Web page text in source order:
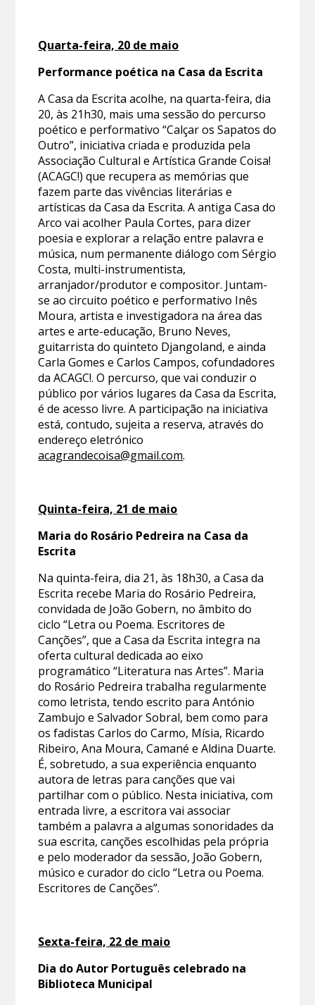
Quarta-feira, 20 de maio
Performance poética na Casa da Escrita
A Casa da Escrita acolhe, na quarta-feira, dia
20, às 21h30, mais uma sessão do percurso
poético e performativo “Calçar os Sapatos do
Outro”, iniciativa criada e produzida pela
Associação Cultural e Artística Grande Coisa!
(ACAGC!) que recupera as memórias que
fazem parte das vivências literárias e
artísticas da Casa da Escrita. A antiga Casa do
Arco vai acolher Paula Cortes, para dizer
poesia e explorar a relação entre palavra e
música, num permanente diálogo com Sérgio
Costa, multi-instrumentista,
arranjador/produtor e compositor. Juntam-
se ao circuito poético e performativo Inês
Moura, artista e investigadora na área das
artes e arte-educação, Bruno Neves,
guitarrista do quinteto Djangoland, e ainda
Carla Gomes e Carlos Campos, cofundadores
da ACAGC!. O percurso, que vai conduzir o
público por vários lugares da Casa da Escrita,
é de acesso livre. A participação na iniciativa
está, contudo, sujeita a reserva, através do
endereço eletrónico
acagrandecoisa@gmail.com.
Quinta-feira, 21 de maio
Maria do Rosário Pedreira na Casa da
Escrita
Na quinta-feira, dia 21, às 18h30, a Casa da
Escrita recebe Maria do Rosário Pedreira,
convidada de João Gobern, no âmbito do
ciclo “Letra ou Poema. Escritores de
Canções”, que a Casa da Escrita integra na
oferta cultural dedicada ao eixo
programático “Literatura nas Artes”. Maria
do Rosário Pedreira trabalha regularmente
como letrista, tendo escrito para António
Zambujo e Salvador Sobral, bem como para
os fadistas Carlos do Carmo, Mísia, Ricardo
Ribeiro, Ana Moura, Camané e Aldina Duarte.
É, sobretudo, a sua experiência enquanto
autora de letras para canções que vai
partilhar com o público. Nesta iniciativa, com
entrada livre, a escritora vai associar
também a palavra a algumas sonoridades da
sua escrita, canções escolhidas pela própria
e pelo moderador da sessão, João Gobern,
músico e curador do ciclo “Letra ou Poema.
Escritores de Canções”.
Sexta-feira, 22 de maio
Dia do Autor Português celebrado na
Biblioteca Municipal